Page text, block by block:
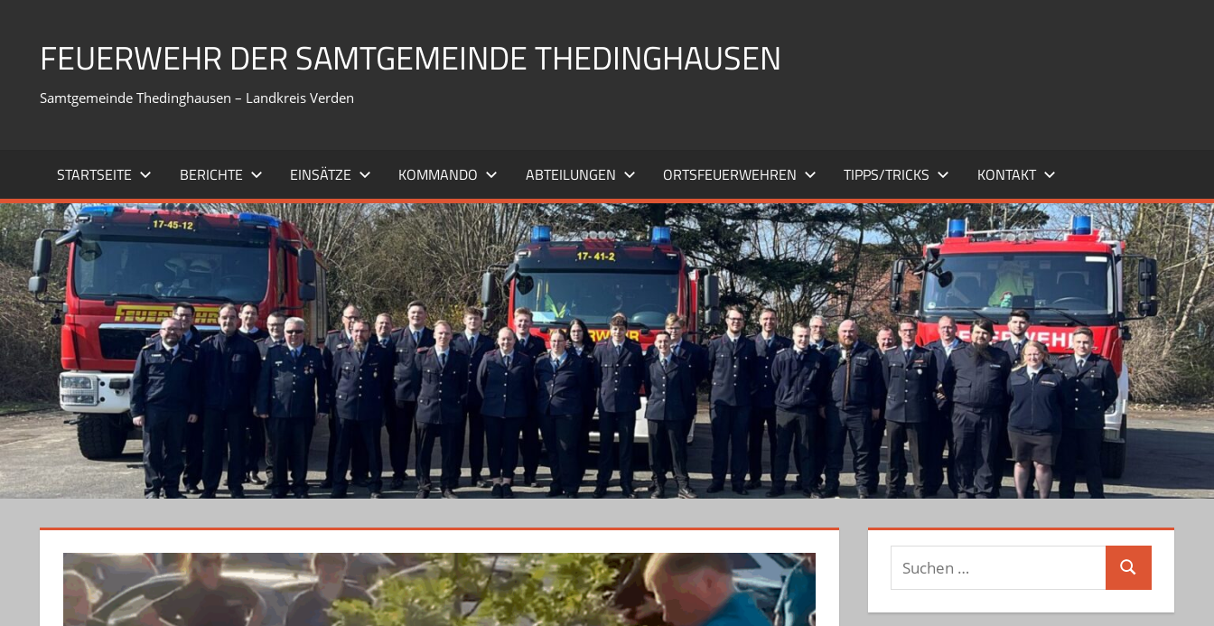
springenFEUERWEHR DER SAMTGEMEINDE THEDINGHAUSEN
Samtgemeinde Thedinghausen – Landkreis Verden
STARTSEITE BERICHTE EINSÄTZE KOMMANDO ABTEILUNGEN ORTSFEUERWEHREN TIPPS/TRICKS KONTAKT
Suchen
nach:
Suchen